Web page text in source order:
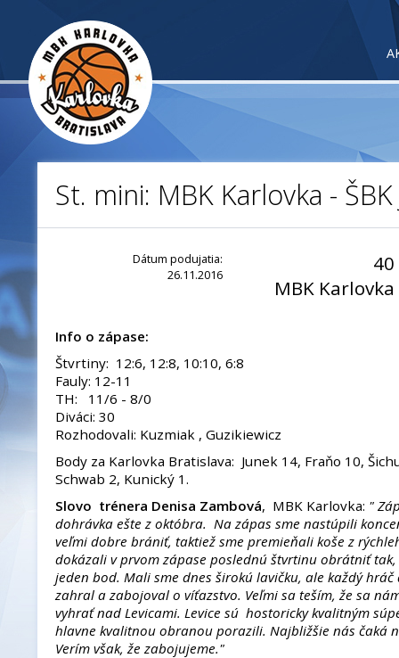
St. mini: MBK Karlovka -
Dátum podujatia:
26.11.2016
40
MBK Karlovka
Info o zápase:
Štvrtiny: 12:6, 12:8, 10:10, 6:8
Fauly: 12-11
TH: 11/6 - 8/0
Diváci: 30
Rozhodovali: Kuzmiak , Guzikiewicz
Body za Karlovka Bratislava: Junek 14, Fraňo 10,
Schwab 2, Kunický 1.
Slovo trénera Denisa Zambová, MBK Karlovka: "
dohrávka ešte z októbra. Na zápas sme nastúpili
veľmi dobre brániť, taktiež sme premieňali koše z
dokázali v prvom zápase poslednú štvrtinu obrátniť
jeden bod. Mali sme dnes širokú lavičku, ale každý
zahral a zabojoval o víťazstvo. Veľmi sa teším, že sa
vyhrať nad Levicami. Levice sú hostoricky kvalitným
hlavne kvalitnou obranou porazili. Najbližšie nás čaká
Verím však, že zabojujeme."